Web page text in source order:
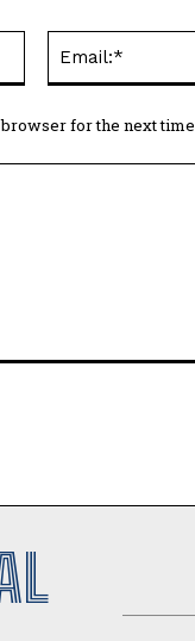
for the next